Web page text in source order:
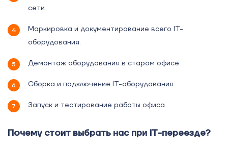
сети.
Маркировка и документирование всего IT-
оборудования.
Демонтаж оборудования в старом офисе.
Сборка и подключение IT-оборудования.
Запуск и тестирование работы офиса.
Почему стоит выбрать нас при IT-переезде?